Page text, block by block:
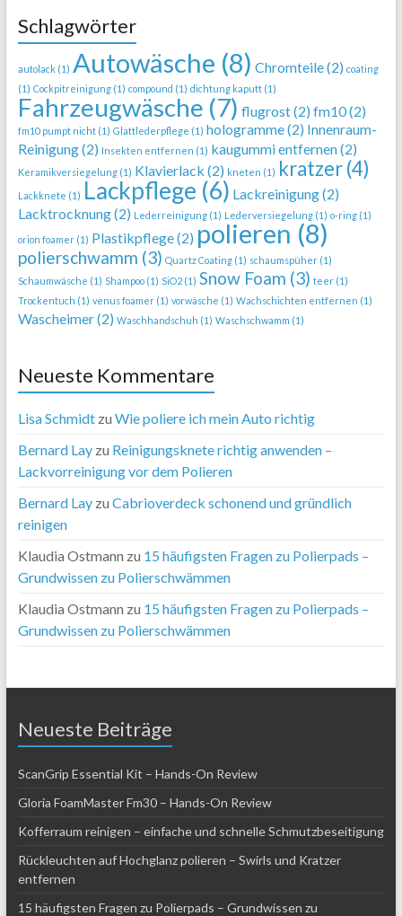
Schlagwörter
autolack(1) Autowäsche (8) Chromteile(2) coating
(1) Cockpitreinigung(1) compound (1) dichtung kaputt(1)
Fahrzeugwäsche (7) flugrost(2) fm10(2)
fm10 pumpt nicht(1) Glattlederpflege (1) hologramme(2) Innenraum-
Reinigung(2) Insekten entfernen (1) kaugummi entfernen(2)
Keramikversiegelung(1) Klavierlack (2) kneten (1) kratzer(4)
Lackknete (1) Lackpflege (6) Lackreinigung(2)
Lacktrocknung(2) Lederreinigung(1) Lederversiegelung(1) o-ring(1)
orion foamer(1) Plastikpflege(2) polieren (8)
polierschwamm (3) Quartz Coating(1) schaumspüher(1)
Schaumwäsche (1) Shampoo(1) SiO2(1) Snow Foam (3) teer(1)
Trockentuch (1) venus foamer(1) vorwäsche (1) Wachschichten entfernen (1)
Wascheimer(2) Waschhandschuh (1) Waschschwamm (1)
Neueste Kommentare
Lisa Schmidtzu Wie poliere ich mein Auto richtig
Bernard Layzu Reinigungsknete richtig anwenden –
Lackvorreinigung vor dem Polieren
Bernard Layzu Cabrioverdeck schonend und gründlich
reinigen
Klaudia Ostmann zu 15 häufigsten Fragen zu Polierpads –
Grundwissen zu Polierschwämmen
Klaudia Ostmann zu 15 häufigsten Fragen zu Polierpads –
Grundwissen zu Polierschwämmen
Neueste Beiträge
ScanGrip Essential Kit – Hands-On Review
Gloria FoamMaster Fm30 – Hands-On Review
Kofferraum reinigen – einfache und schnelle Schmutzbeseitigung
Rückleuchten auf Hochglanz polieren – Swirls und Kratzer
entfernen
15 häufigsten Fragen zu Polierpads – Grundwissen zu